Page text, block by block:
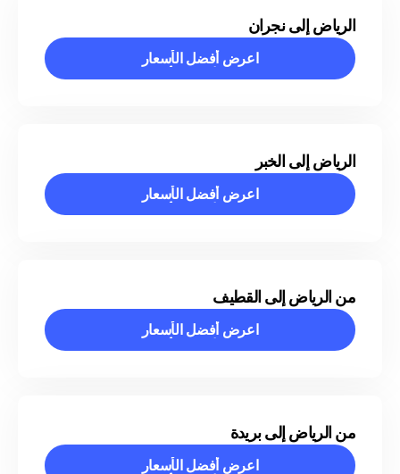
الرياض إلى نجران
اعرض أفضل الأسعار
اعرض أفضل الأسعار
الرياض إلى الخبر
اعرض أفضل الأسعار
اعرض أفضل الأسعار
من الرياض إلى القطيف
اعرض أفضل الأسعار
اعرض أفضل الأسعار
من الرياض إلى بريدة
اعرض أفضل الأسعار